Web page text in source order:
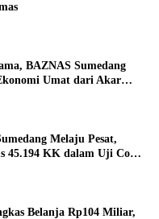
BAZNAS Sumedang
Umat dari Akar
Melaju Pesat,
45.194 KK dalam Uji Coba
Belanja Rp104 Miliar,